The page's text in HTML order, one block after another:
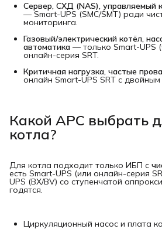
Сервер, СХД (NAS), управляемый
— Smart-UPS (SMC/SMT) ради
мониторинга.
Газовый/электрический котёл,
автоматика — только Smart-UPS
онлайн-серия SRT.
Критичная нагрузка, частые
онлайн Smart-UPS SRT с
Какой APC выбрать
котла?
Для котла подходит только ИБП с
есть Smart-UPS (или онлайн-серия
UPS (BX/BV) со ступенчатой
годятся.
Циркуляционный насос и плата